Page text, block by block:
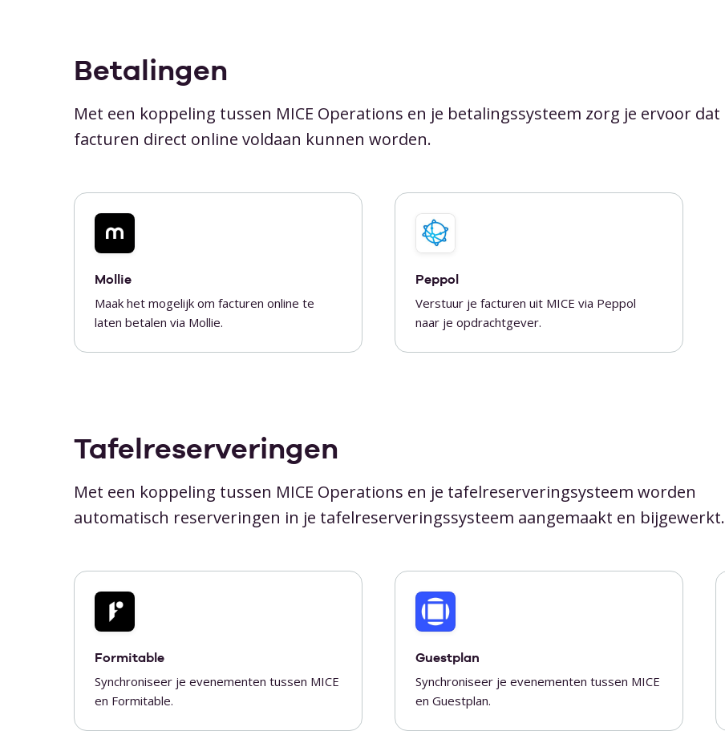
Betalingen
Met een koppeling tussen MICE Operations en je betalingssysteem zorg je ervoor dat
facturen direct online voldaan kunnen worden.
Mollie
Maak het mogelijk om facturen online te
laten betalen via Mollie.
Peppol
Verstuur je facturen uit MICE via Peppol
naar je opdrachtgever.
Tafelreserveringen
Met een koppeling tussen MICE Operations en je tafelreserveringsysteem worden
automatisch reserveringen in je tafelreserveringssysteem aangemaakt en bijgewerkt.
Formitable
Synchroniseer je evenementen tussen MICE
en Formitable.
Guestplan
Synchroniseer je evenementen tussen MICE
en Guestplan.